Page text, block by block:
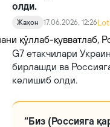
олди.
Жаҳон 17.06.2026, 12:26
G7 етакчилари
бирлашди ва
келишиб олди.
“Биз (Россияга